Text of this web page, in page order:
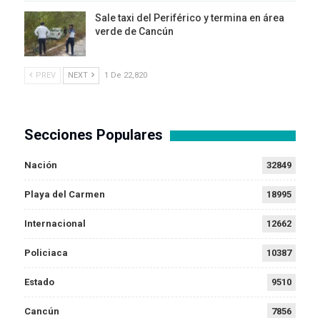
Sale taxi del Periférico y termina en área
verde de Cancún
PREV NEXT 1 De 22,820
Secciones Populares
Nación 32849
Playa del Carmen 18995
Internacional 12662
Policiaca 10387
Estado 9510
Cancún 7856